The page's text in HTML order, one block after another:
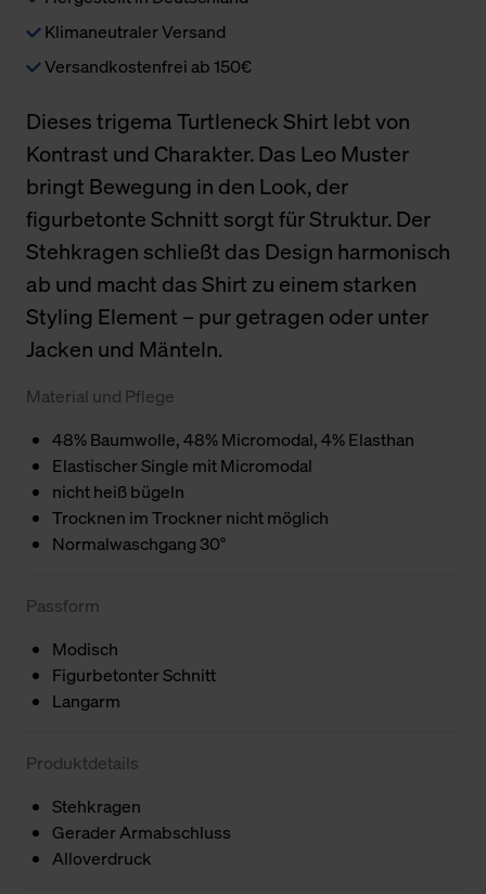
Klimaneutraler Versand
Versandkostenfrei ab 150€
Dieses trigema Turtleneck Shirt lebt von
Kontrast und Charakter. Das Leo Muster
bringt Bewegung in den Look, der
figurbetonte Schnitt sorgt für Struktur. Der
Stehkragen schließt das Design harmonisch
ab und macht das Shirt zu einem starken
Styling Element – pur getragen oder unter
Jacken und Mänteln.
Material und Pflege
48% Baumwolle, 48% Micromodal, 4% Elasthan
Elastischer Single mit Micromodal
nicht heiß bügeln
Trocknen im Trockner nicht möglich
Normalwaschgang 30°
Passform
Modisch
Figurbetonter Schnitt
Langarm
Produktdetails
Stehkragen
Gerader Armabschluss
Alloverdruck